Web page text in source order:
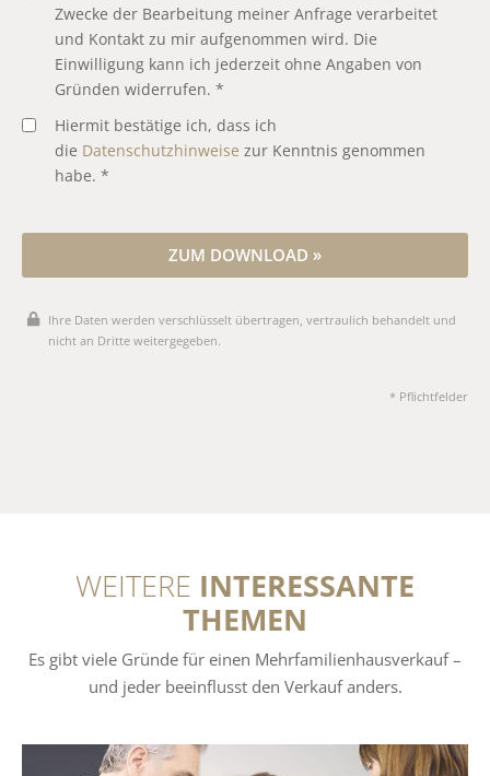
Zwecke der Bearbeitung meiner Anfrage verarbeitet
und Kontakt zu mir aufgenommen wird. Die
Einwilligung kann ich jederzeit ohne Angaben von
Gründen widerrufen. *
Hiermit bestätige ich, dass ich
die Datenschutzhinweise zur Kenntnis genommen
habe. *
ZUM DOWNLOAD »
Ihre Daten werden verschlüsselt übertragen, vertraulich behandelt und
nicht an Dritte weitergegeben.
* Pflichtfelder
WEITERE INTERESSANTE
THEMEN
Es gibt viele Gründe für einen Mehrfamilienhausverkauf –
und jeder beeinflusst den Verkauf anders.